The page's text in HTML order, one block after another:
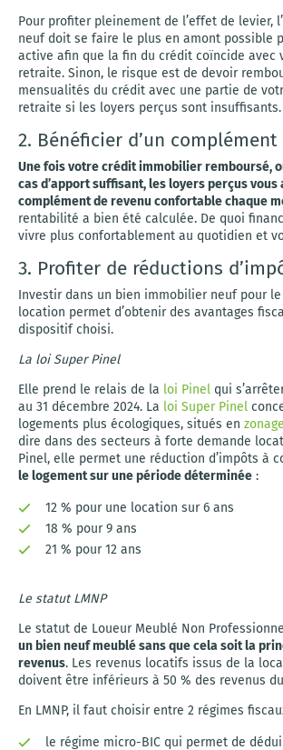
Pour profiter pleinement de l’effet de levier,
neuf doit se faire le plus en amont possible
active afin que la fin du crédit coïncide avec
retraite. Sinon, le risque est de devoir
mensualités du crédit avec une partie de
retraite si les loyers perçus sont insuffisants.
2. Bénéficier d’un complément
Une fois votre crédit immobilier remboursé,
cas d’apport suffisant, les loyers perçus
complément de revenu confortable chaque
rentabilité a bien été calculée. De quoi
vivre plus confortablement au quotidien et
3. Profiter de réductions
Investir dans un bien immobilier neuf pour
location permet d’obtenir des avantages
dispositif choisi.
La loi Super Pinel
Elle prend le relais de la loi Pinel qui
au 31 décembre 2024. La loi Super Pinel
logements plus écologiques, situés en
dire dans des secteurs à forte demande
Pinel, elle permet une réduction d’impôts à
le logement sur une période déterminée :
12 % pour une location sur 6 ans
18 % pour 9 ans
21 % pour 12 ans
Le statut LMNP
Le statut de Loueur Meublé Non
un bien neuf meublé sans que cela soit la
revenus. Les revenus locatifs issus de la
doivent être inférieurs à 50 % des revenus
En LMNP, il faut choisir entre 2 régimes
le régime micro-BIC qui permet de